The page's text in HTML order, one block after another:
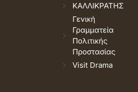
ΚΑΛΛΙΚΡΑΤΗΣ
Γενική
Γραμματεία
Πολιτικής
Προστασίας
Visit Drama